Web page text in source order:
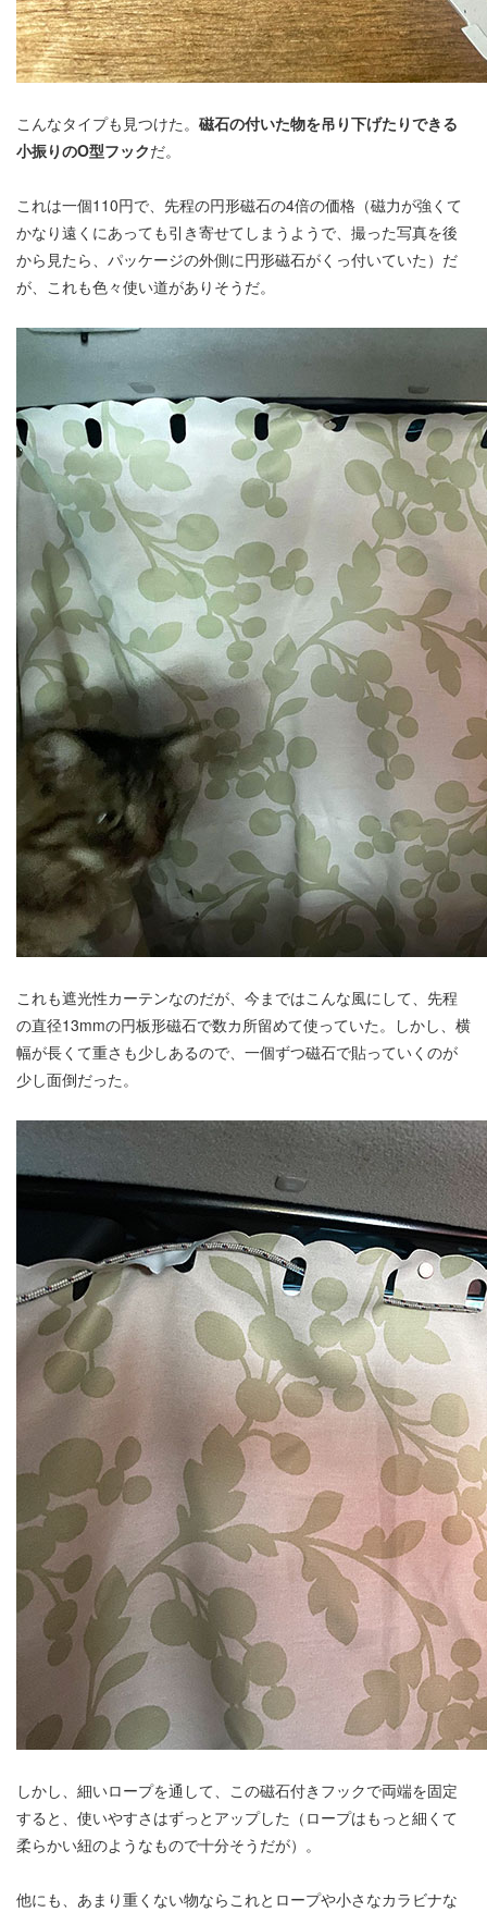
こんなタイプも見つけた。 磁石の付いた物を吊り下げたりできる
小振りのO型フックだ。
これは一個110円で、先程の円形磁石の4倍の価格（磁力が強くて
かなり遠くにあっても引き寄せてしまうようで、撮った写真を後
から見たら、パッケージの外側に円形磁石がくっ付いていた）だ
が、これも色々使い道がありそうだ。
これも遮光性カーテンなのだが、今まではこんな風にして、先程
の直径13mmの円板形磁石で数カ所留めて使っていた。しかし、横
幅が長くて重さも少しあるので、一個ずつ磁石で貼っていくのが
少し面倒だった。
しかし、細いロープを通して、この磁石付きフックで両端を固定
すると、使いやすさはずっとアップした（ロープはもっと細くて
柔らかい紐のようなもので十分そうだが）。
他にも、あまり重くない物ならこれとロープや小さなカラビナな